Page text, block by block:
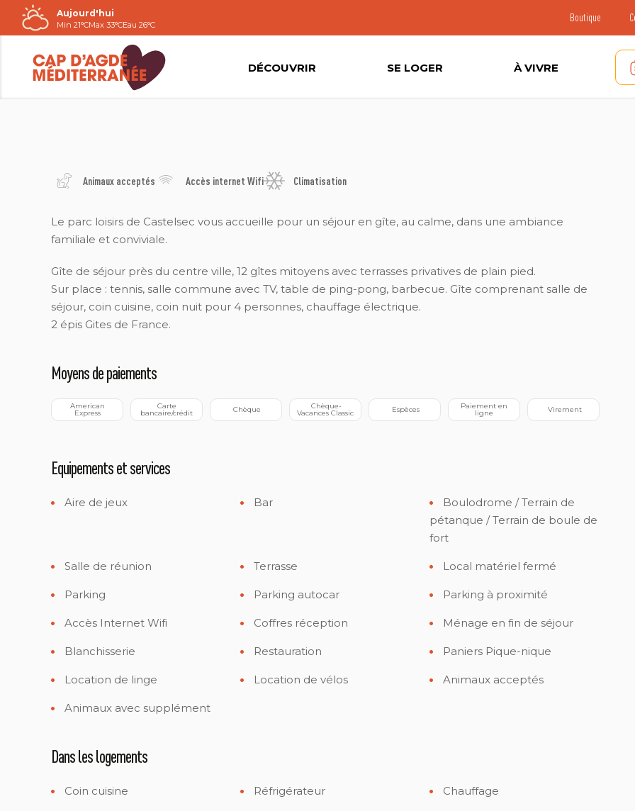
Passer
au
contenu
Aujourd'hui
Min 21°CMax 33°CEau 26°C
Boutique
DÉCOUVRIR SE LOGER À VIVRE
Animaux acceptés Accès internet Wifi Climatisation
Le parc loisirs de Castelsec vous accueille pour un séjour en gîte, au calme, dans une ambiance
familiale et conviviale.
Gîte de séjour près du centre ville, 12 gîtes mitoyens avec terrasses privatives de plain pied.
Sur place : tennis, salle commune avec TV, table de ping-pong, barbecue. Gîte comprenant salle de
séjour, coin cuisine, coin nuit pour 4 personnes, chauffage électrique.
2 épis Gites de France.
Moyens de paiements
Express bancaire/crédit Chèque Vacances Classic Espèces ligne Virement
Equipements et services
Aire de jeux Bar
Boulodrome / Terrain de
pétanque / Terrain de boule de
fort
Salle de réunion Terrasse Local matériel fermé
Parking Parking autocar Parking à proximité
Accès Internet Wifi Coffres réception Ménage en fin de séjour
Blanchisserie Restauration Paniers Pique-nique
Location de linge Location de vélos Animaux acceptés
Animaux avec supplément
Dans les logements
Coin cuisine Réfrigérateur Chauffage